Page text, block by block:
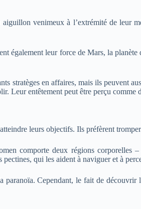
venimeux à l’extrémité de leur
également leur force de Mars, la
stratèges en affaires, mais ils peuvent
Leur entêtement peut être perçu comme
leurs objectifs. Ils préfèrent
comporte deux régions corporelles
qui les aident à naviguer et à
Cependant, le fait de